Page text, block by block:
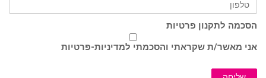
הסכמה לתקנון פרטיות
אני מאשר/ת שקראתי והסכמתי למדיניות-פרטיות